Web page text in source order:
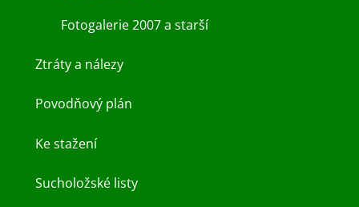
Fotogalerie 2007 a starší
Ztráty a nálezy
Povodňový plán
Ke stažení
Sucholožské listy